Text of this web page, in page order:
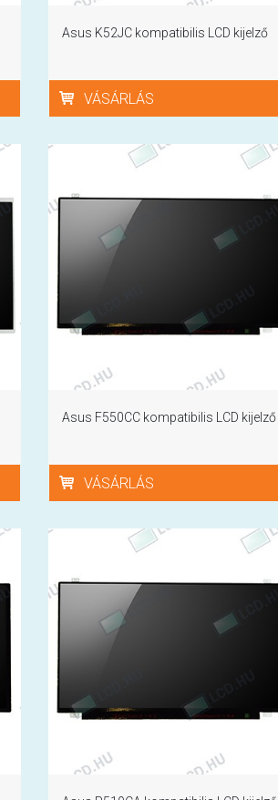
Asus K52JC kompatibilis LCD kijelző
VÁSÁRLÁS
Asus F550CC kompatibilis LCD kijelző
VÁSÁRLÁS